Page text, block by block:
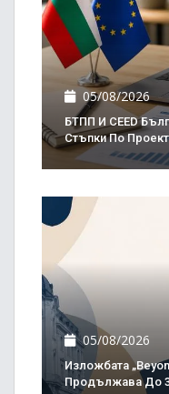
05/08/2026
БТПП И CEED
Стъпки По
05/08/2026
Изложбата
Продължава До